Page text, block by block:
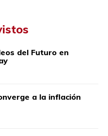
del Futuro en
a la inflación